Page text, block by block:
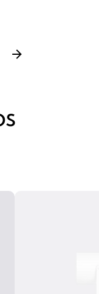
arrow_forward